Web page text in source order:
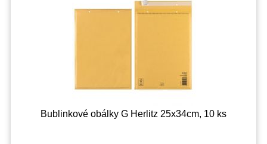
Bublinkové obálky G Herlitz 25x34cm, 10 ks